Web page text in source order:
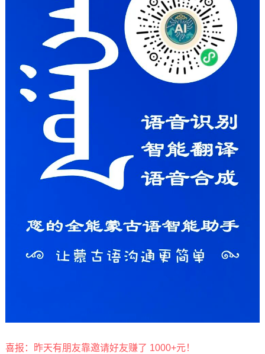
喜报：昨天有朋友靠邀请好友赚了 1000+元！